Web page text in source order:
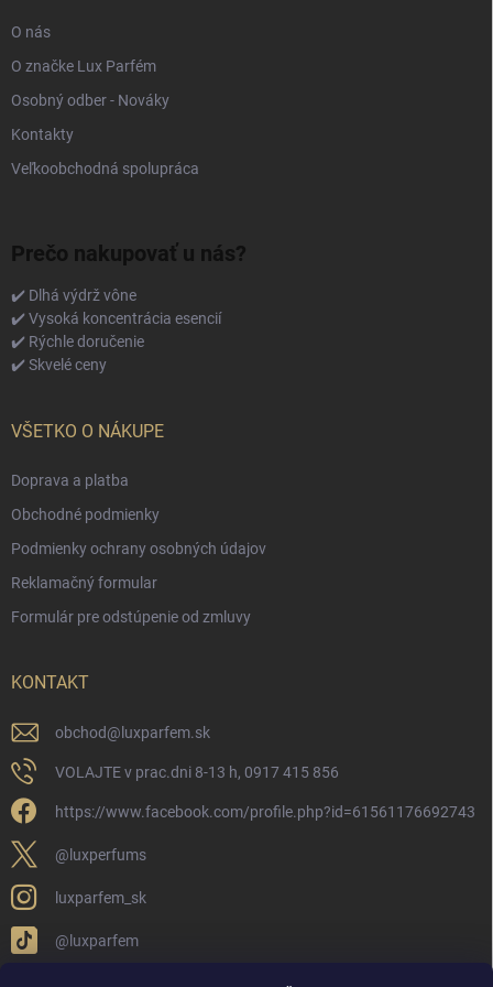
O nás
O značke Lux Parfém
Osobný odber - Nováky
Kontakty
Veľkoobchodná spolupráca
Prečo nakupovať u nás?
✔️ Dlhá výdrž vône
✔️ Vysoká koncentrácia esencií
✔️ Rýchle doručenie
✔️ Skvelé ceny
VŠETKO O NÁKUPE
Doprava a platba
Obchodné podmienky
Podmienky ochrany osobných údajov
Reklamačný formular
Formulár pre odstúpenie od zmluvy
KONTAKT
obchod@ luxparfem.sk
VOLAJTE v prac.dni 8-13 h, 0917 415 856
https://www.facebook.com/profile.php?id=61561176692743
@luxperfums
luxparfem_sk
@luxparfem